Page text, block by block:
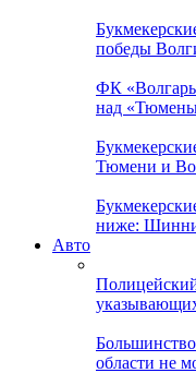
победы
ФК
над
Тюмени и
ниже:
Авто
области не